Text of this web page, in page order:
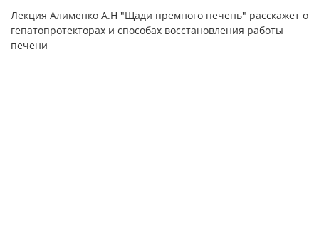
Лекция Алименко А.Н "Щади премного печень" расскажет о
гепатопротекторах и способах восстановления работы
печени